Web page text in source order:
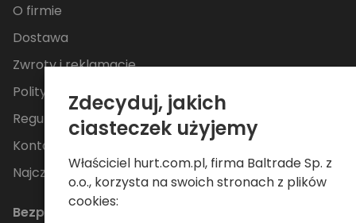
O firmie
Dostawa
Zwroty i reklamacje
Polityka Prywatności
Regulamin
Kontakt
Najczęściej zadawane pytania
Bezpieczne płatności
Zdecyduj, jakich
ciasteczek użyjemy
Właściciel hurt.com.pl, firma Baltrade Sp. z
o.o., korzysta na swoich stronach z plików
cookies: